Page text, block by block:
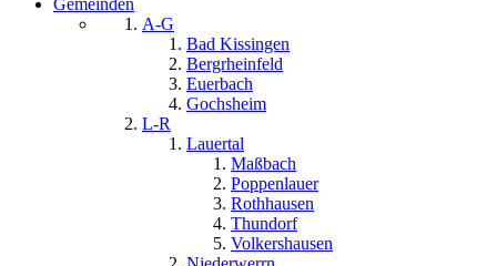
A-G
Bad Kissingen
Bergrheinfeld
Euerbach
Gochsheim
L-R
Lauertal
Maßbach
Poppenlauer
Rothhausen
Thundorf
Volkershausen